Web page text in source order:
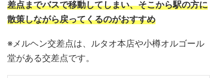
差点までバスで移動してしまい、そこから駅の方に
散策しながら戻ってくるのがおすすめ
※メルヘン交差点は、ルタオ本店や小樽オルゴール
堂がある交差点です。